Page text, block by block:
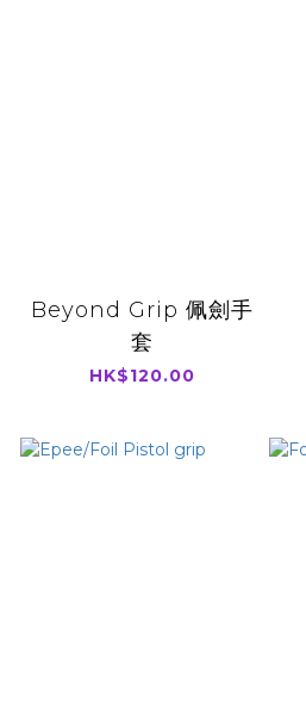
Beyond Grip 佩劍手
套
HK$120.00